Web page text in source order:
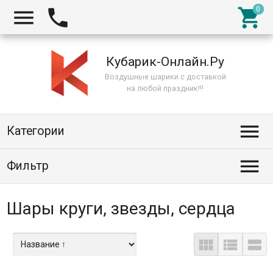
  
Кубарик-Онлайн.Ру
Воздушные шарики с доставкой
на любой праздник!!!
Категории 
Фильтр 
Шары круги, звезды, сердца
  